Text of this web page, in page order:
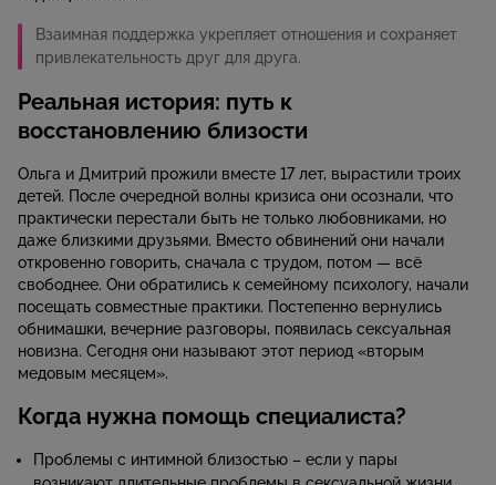
Взаимная поддержка укрепляет отношения и сохраняет
привлекательность друг для друга.
Реальная история: путь к
восстановлению близости
Ольга и Дмитрий прожили вместе 17 лет, вырастили троих
детей. После очередной волны кризиса они осознали, что
практически перестали быть не только любовниками, но
даже близкими друзьями. Вместо обвинений они начали
откровенно говорить, сначала с трудом, потом — всё
свободнее. Они обратились к семейному психологу, начали
посещать совместные практики. Постепенно вернулись
обнимашки, вечерние разговоры, появилась сексуальная
новизна. Сегодня они называют этот период «вторым
медовым месяцем».
Когда нужна помощь специалиста?
Проблемы с интимной близостью – если у пары